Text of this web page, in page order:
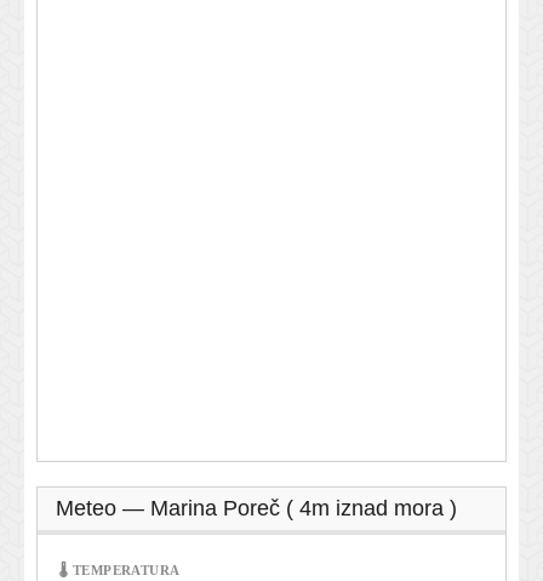
Meteo — Marina Poreč ( 4m iznad mora )
🌡 TEMPERATURA